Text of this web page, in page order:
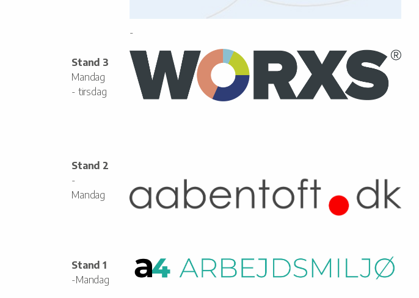
-
Stand 3
Mandag
- tirsdag
Stand 2
-
Mandag
Stand 1
-Mandag